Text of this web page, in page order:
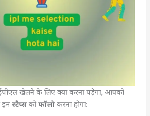
खेलने के लिए क्या करना पड़ेगा, आपको
इनस्टैप्सकोफॉलोकरना होगा: